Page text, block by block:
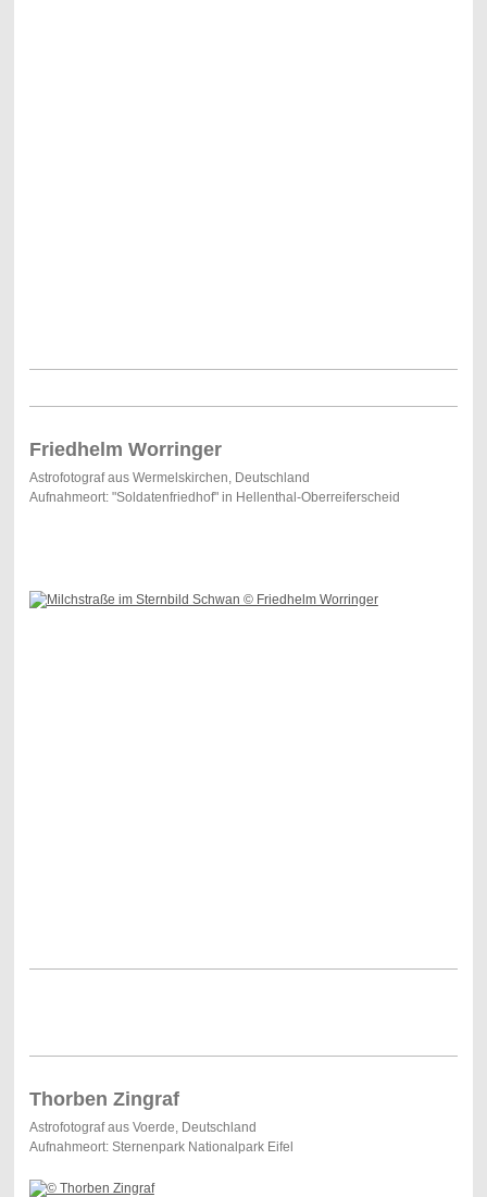
Friedhelm Worringer
Astrofotograf aus Wermelskirchen, Deutschland
Aufnahmeort: "Soldatenfriedhof" in Hellenthal-Oberreiferscheid
Thorben Zingraf
Astrofotograf aus Voerde, Deutschland
Aufnahmeort: Sternenpark Nationalpark Eifel